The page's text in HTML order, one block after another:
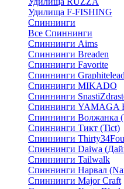
Удилища F-FISHING
Спиннинги
Все Спиннинги
Спиннинги Aims
Спиннинги Breaden
Спиннинги Favorite
Спиннинги
Спиннинги MIKADO
Спиннинги
Спиннинги YAMAGA
Спиннинги Волжанка
Спиннинги Тикт (Tict)
Спиннинги
Спиннинги Daiwa
Спиннинги Tailwalk
Спиннинги Нарвал
Спиннинги Major Craft